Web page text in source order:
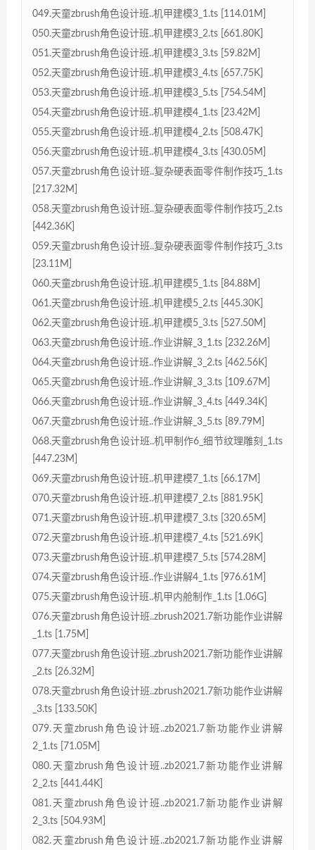
049.天童zbrush角色设计班..机甲建模3_1.ts [114.01M]
050.天童zbrush角色设计班..机甲建模3_2.ts [661.80K]
051.天童zbrush角色设计班..机甲建模3_3.ts [59.82M]
052.天童zbrush角色设计班..机甲建模3_4.ts [657.75K]
053.天童zbrush角色设计班..机甲建模3_5.ts [754.54M]
054.天童zbrush角色设计班..机甲建模4_1.ts [23.42M]
055.天童zbrush角色设计班..机甲建模4_2.ts [508.47K]
056.天童zbrush角色设计班..机甲建模4_3.ts [430.05M]
057.天童zbrush角色设计班..复杂硬表面零件制作技巧_1.ts
[217.32M]
058.天童zbrush角色设计班..复杂硬表面零件制作技巧_2.ts
[442.36K]
059.天童zbrush角色设计班..复杂硬表面零件制作技巧_3.ts
[23.11M]
060.天童zbrush角色设计班..机甲建模5_1.ts [84.88M]
061.天童zbrush角色设计班..机甲建模5_2.ts [445.30K]
062.天童zbrush角色设计班..机甲建模5_3.ts [527.50M]
063.天童zbrush角色设计班..作业讲解_3_1.ts [232.26M]
064.天童zbrush角色设计班..作业讲解_3_2.ts [462.56K]
065.天童zbrush角色设计班..作业讲解_3_3.ts [109.67M]
066.天童zbrush角色设计班..作业讲解_3_4.ts [449.34K]
067.天童zbrush角色设计班..作业讲解_3_5.ts [89.79M]
068.天童zbrush角色设计班..机甲制作6_细节纹理雕刻_1.ts
[447.23M]
069.天童zbrush角色设计班..机甲建模7_1.ts [66.17M]
070.天童zbrush角色设计班..机甲建模7_2.ts [881.95K]
071.天童zbrush角色设计班..机甲建模7_3.ts [320.65M]
072.天童zbrush角色设计班..机甲建模7_4.ts [521.69K]
073.天童zbrush角色设计班..机甲建模7_5.ts [574.28M]
074.天童zbrush角色设计班..作业讲解4_1.ts [976.61M]
075.天童zbrush角色设计班..机甲内舱制作_1.ts [1.06G]
076.天童zbrush角色设计班..zbrush2021.7新功能作业讲解
_1.ts [1.75M]
077.天童zbrush角色设计班..zbrush2021.7新功能作业讲解
_2.ts [26.32M]
078.天童zbrush角色设计班..zbrush2021.7新功能作业讲解
_3.ts [133.50K]
079.天童zbrush角色设计班..zb2021.7新功能作业讲解
2_1.ts [71.05M]
080.天童zbrush角色设计班..zb2021.7新功能作业讲解
2_2.ts [441.44K]
081.天童zbrush角色设计班..zb2021.7新功能作业讲解
2_3.ts [504.93M]
082.天童zbrush角色设计班..zb2021.7新功能作业讲解